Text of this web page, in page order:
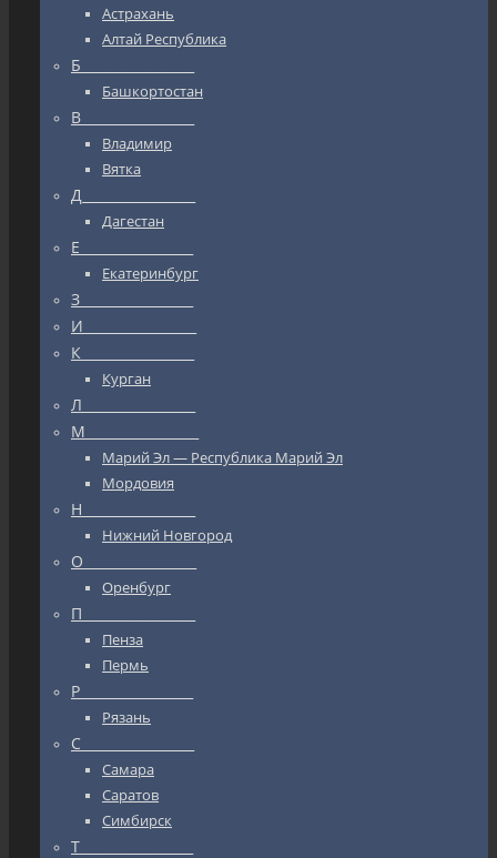
Астрахань
Алтай Республика
Б_________________
Башкортостан
В_________________
Владимир
Вятка
Д_________________
Дагестан
Е_________________
Екатеринбург
З_________________
И_________________
К_________________
Курган
Л_________________
М_________________
Марий Эл — Республика Марий Эл
Мордовия
Н_________________
Нижний Новгород
О_________________
Оренбург
П_________________
Пенза
Пермь
Р_________________
Рязань
С_________________
Самара
Саратов
Симбирск
Т_________________